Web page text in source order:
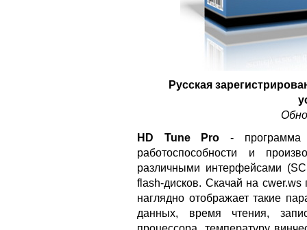
Русская
HD Tune Pro - программа
работоспособности и
различными интерфейсами
flash-дисков. Скачай на
наглядно отображает такие
данных, время чтения,